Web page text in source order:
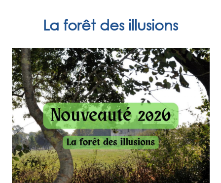
La forêt des illusions